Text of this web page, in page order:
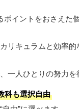
ポイントをおさえた
リキュラムと効率
一人ひとりの努力
科も選択自由